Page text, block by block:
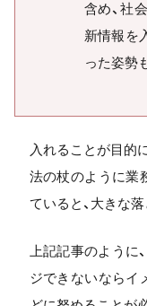
含め、社
新情報を
った姿勢
入れることが目的
法の杖のように業
ていると、大きな
上記記事のように
ジできないならイ